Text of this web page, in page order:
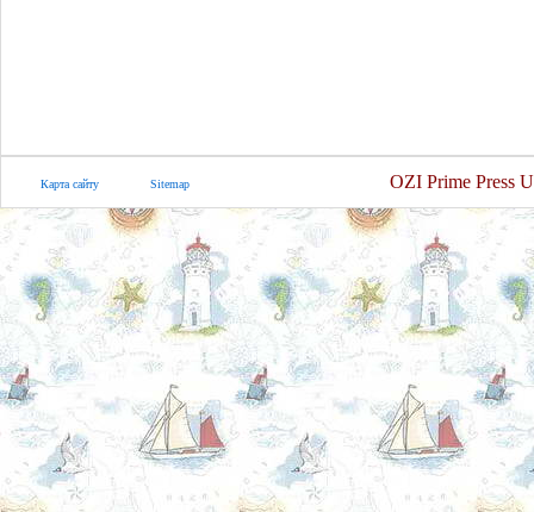
Карта сайту Sitemap OZI Prime Press